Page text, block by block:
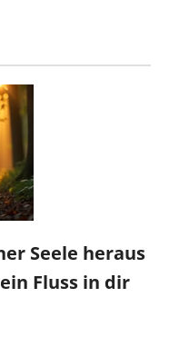
Seele heraus
Fluss in dir